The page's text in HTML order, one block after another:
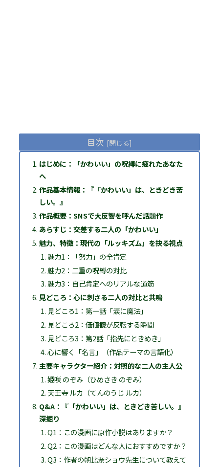
目次
はじめに：「かわいい」の呪縛に疲れたあなた
へ
作品基本情報：『「かわいい」は、ときどき苦
しい。』
作品概要：SNSで大反響を呼んだ話題作
あらすじ：交差する二人の「かわいい」
魅力、特徴：現代の「ルッキズム」を抉る視点
魅力1：「努力」の全肯定
魅力2：二重の呪縛の対比
魅力3：自己肯定へのリアルな道筋
見どころ：心に刺さる二人の対比と共鳴
見どころ1：第一話「涙に魔法」
見どころ2：価値観が反転する瞬間
見どころ3：第2話「指先にときめき」
心に響く「名言」（作品テーマの言語化）
主要キャラクター紹介：対照的な二人の主人公
姫咲 のぞみ（ひめさき のぞみ）
天王寺 ルカ（てんのうじ ルカ）
Q&A：『「かわいい」は、ときどき苦しい。』
深掘り
Q1：この漫画に原作小説はありますか？
Q2：この漫画はどんな人におすすめですか？
Q3：作者の朝比奈ショウ先生について教えて